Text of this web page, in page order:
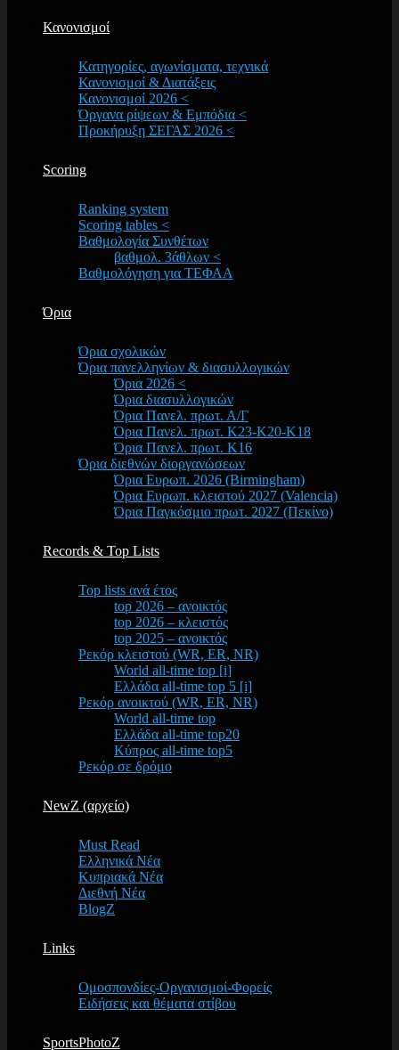
Κανονισμοί
Κατηγορίες, αγωνίσματα, τεχνικά
Κανονισμοί & Διατάξεις
Κανονισμοί 2026 <
Όργανα ρίψεων & Εμπόδια <
Προκήρυξη ΣΕΓΑΣ 2026 <
Scoring
Ranking system
Scoring tables <
Βαθμολογία Συνθέτων
βαθμολ. 3άθλων <
Βαθμολόγηση για ΤΕΦΑΑ
Όρια
Όρια σχολικών
Όρια πανελληνίων & διασυλλογικών
Όρια 2026 <
Όρια διασυλλογικών
Όρια Πανελ. πρωτ. Α/Γ
Όρια Πανελ. πρωτ. Κ23-Κ20-Κ18
Όρια Πανελ. πρωτ. Κ16
Όρια διεθνών διοργανώσεων
Όρια Ευρωπ. 2026 (Birmingham)
Όρια Ευρωπ. κλειστού 2027 (Valencia)
Όρια Παγκόσμιο πρωτ. 2027 (Πεκίνο)
Records & Top Lists
Top lists ανά έτος
top 2026 – ανοικτός
top 2026 – κλειστός
top 2025 – ανοικτός
Ρεκόρ κλειστού (WR, ER, NR)
World all-time top [i]
Ελλάδα all-time top 5 [i]
Ρεκόρ ανοικτού (WR, ER, NR)
World all-time top
Ελλάδα all-time top20
Κύπρος all-time top5
Ρεκόρ σε δρόμο
NewZ (αρχείο)
Must Read
Ελληνικά Νέα
Κυπριακά Νέα
Διεθνή Νέα
BlogZ
Links
Ομοσπονδίες-Οργανισμοί-Φορείς
Ειδήσεις και θέματα στίβου
SportsPhotoZ